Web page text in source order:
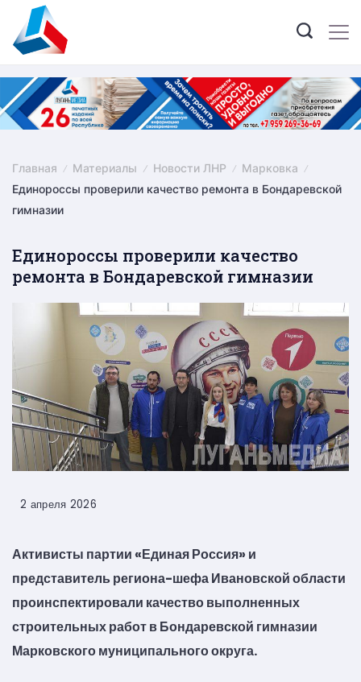
content
Главная Материалы Новости ЛНР
Марковка
Единороссы проверили качество ремонта в Бондаревской
гимназии
Единороссы проверили качество
ремонта в Бондаревской гимназии
2 апреля 2026
Активисты партии «Единая Россия» и
представитель региона-шефа Ивановской области
проинспектировали качество выполненных
строительных работ в Бондаревской гимназии
Марковского муниципального округа.